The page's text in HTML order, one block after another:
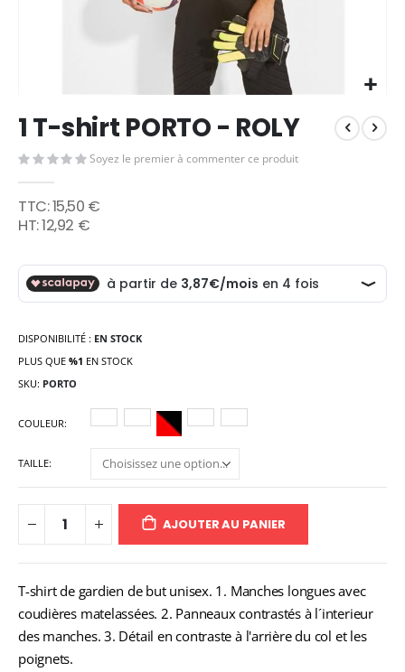
to
the
beginning
of
the
images
gallery
1 T-shirt PORTO - ROLY
Soyez le premier à commenter ce produit
15,50 €
12,92 €
DISPONIBILITÉ : EN STOCK
PLUS QUE %1 EN STOCK
SKU PORTO
COULEUR
TAILLE
AJOUTER AU PANIER
T-shirt de gardien de but unisex. 1. Manches longues avec
coudières matelassées. 2. Panneaux contrastés à l´interieur
des manches. 3. Détail en contraste à l'arrière du col et les
poignets.